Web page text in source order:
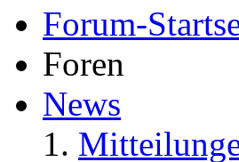
Forum-
Foren
News